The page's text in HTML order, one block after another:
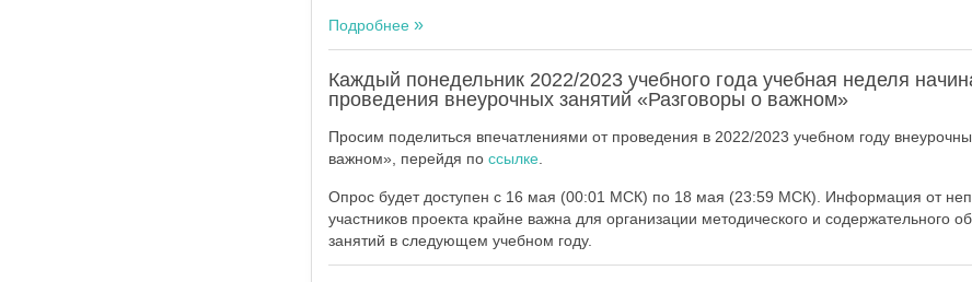
Подробнее
Каждый понедельник 2022/2023 учебного года учебная неделя
проведения внеурочных занятий «Разговоры о важном»
Просим поделиться впечатлениями от проведения в 2022/2023 учебном году
важном», перейдя по ссылке.
Опрос будет доступен с 16 мая (00:01 МСК) по 18 мая (23:59 МСК). Информация от
участников проекта крайне важна для организации методического и содержательного
занятий в следующем учебном году.